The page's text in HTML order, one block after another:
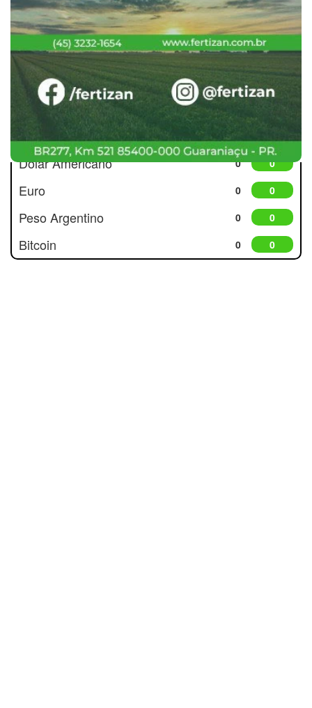
Cotações
Dólar Americano 0 0
Euro 0 0
Peso Argentino 0 0
Bitcoin 0 0